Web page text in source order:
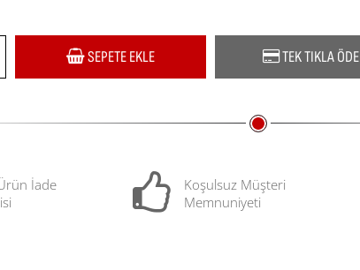
SEPETE EKLE TEK TIKLA ÖDE
İade
Koşulsuz Müşteri
Memnuniyeti